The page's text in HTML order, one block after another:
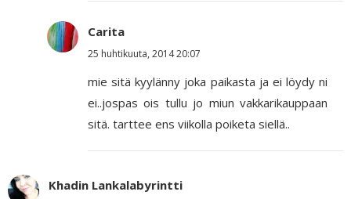
Carita
25 huhtikuuta, 2014 20:07
mie sitä kyylänny joka paikasta ja ei löydy ni
ei..jospas ois tullu jo miun vakkarikauppaan
sitä. tarttee ens viikolla poiketa siellä..
Khadin Lankalabyrintti